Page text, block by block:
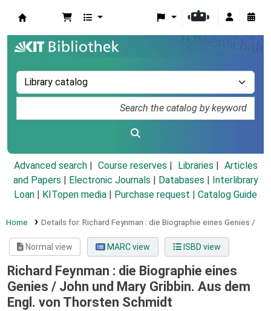
Advanced search Course reserves Libraries
Articles
and Papers
Electronic Journals Databases
Interlibrary
Loan
KITopen media Purchase request | Catalog Guide
Home Details for: Richard Feynman : die Biographie eines Genies /
Normal view MARC view ISBD view
Richard Feynman : die Biographie eines
Genies / John und Mary Gribbin. Aus dem
Engl. von Thorsten Schmidt